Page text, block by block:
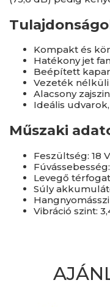
Kompakt és
Hatékony jet
Beépített
Vezeték nélküli
Alacsony
Ideális
Műszaki
Feszültség: 18 V
Levegő
Súly
Vibráció szint: